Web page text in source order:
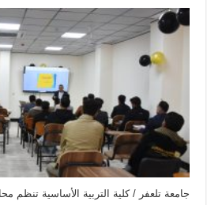
جامعة تلعفر / كلية التربية الأساسية تنظم